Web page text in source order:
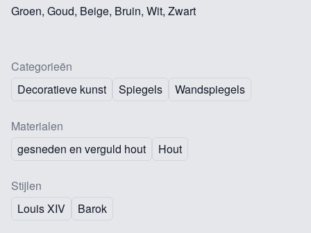
Groen, Goud, Beige, Bruin, Wit, Zwart
Categorieën
Decoratieve kunst
Spiegels Wandspiegels
Materialen
gesneden en verguld hout
Hout
Stijlen
Louis XIV
Barok